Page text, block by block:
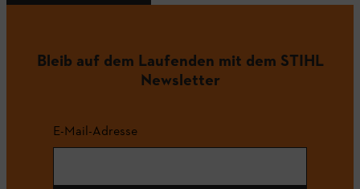
Bleib auf dem Laufenden mit dem STIHL
Newsletter
E-Mail-Adresse